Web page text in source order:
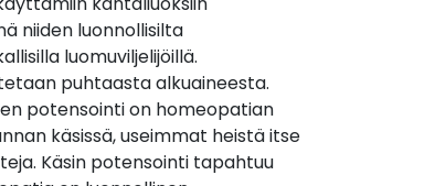
niiden luonnollisilta
luomuviljelijöillä.
puhtaasta alkuaineesta.
potensointi on homeopatian
käsissä, useimmat heistä itse
Käsin potensointi tapahtuu